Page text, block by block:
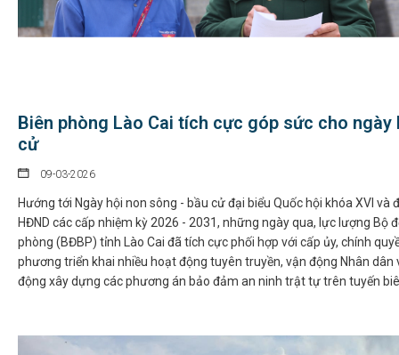
Biên phòng Lào Cai tích cực góp sức cho ngày
cử
09-03-2026
Hướng tới Ngày hội non sông - bầu cử đại biểu Quốc hội khóa XVI và
HĐND các cấp nhiệm kỳ 2026 - 2031, những ngày qua, lực lượng Bộ
phòng (BĐBP) tỉnh Lào Cai đã tích cực phối hợp với cấp ủy, chính
phương triển khai nhiều hoạt động tuyên truyền, vận động Nhân dân
động xây dựng các phương án bảo đảm an ninh trật tự trên tuyến